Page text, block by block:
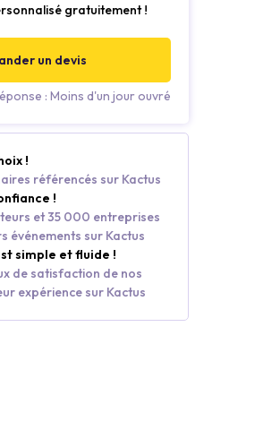
gratuitement !
un devis
: Moins d'un jour ouvré
!
référencés sur Kactus
!
et 35 000 entreprises
événements sur Kactus
simple et fluide !
de satisfaction de nos
expérience sur Kactus